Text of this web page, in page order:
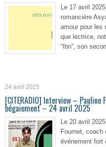
Le 17 avril
romancière
amour pour les
que lectrice,
“Ibn”, son
24 avril 2025
[CITERADIO] Interview – Pauline
bégaiement – 24 avril 2025
Le 20 avril
Fournet, coach
événement fort